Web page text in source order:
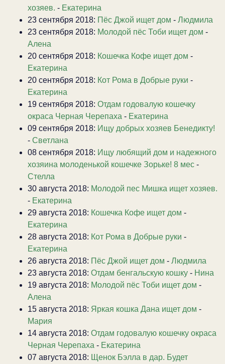
хозяев. - Екатерина
23 сентября 2018: Пёс Джой ищет дом - Людмила
23 сентября 2018: Молодой пёс Тоби ищет дом -
Алена
20 сентября 2018: Кошечка Кофе ищет дом -
Екатерина
20 сентября 2018: Кот Рома в Добрые руки -
Екатерина
19 сентября 2018: Отдам годовалую кошечку
окраса Черная Черепаха - Екатерина
09 сентября 2018: Ищу добрых хозяев Бенедикту!
- Светлана
08 сентября 2018: Ищу любящий дом и надежного
хозяина молоденькой кошечке Зорьке! 8 мес -
Стелла
30 августа 2018: Молодой пес Мишка ищет хозяев.
- Екатерина
29 августа 2018: Кошечка Кофе ищет дом -
Екатерина
28 августа 2018: Кот Рома в Добрые руки -
Екатерина
26 августа 2018: Пёс Джой ищет дом - Людмила
23 августа 2018: Отдам бенгальскую кошку - Нина
19 августа 2018: Молодой пёс Тоби ищет дом -
Алена
15 августа 2018: Яркая кошка Дана ищет дом -
Мария
14 августа 2018: Отдам годовалую кошечку окраса
Черная Черепаха - Екатерина
07 августа 2018: Щенок Бэлла в дар. Будет